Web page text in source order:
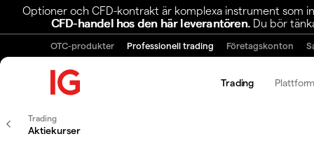
Optioner och CFD-kontrakt är komplexa instrument som
CFD-handel hos den här leverantören. Du bör
OTC-produkter Professionell trading Företagskonton
Trading
Trading
Aktiekurser